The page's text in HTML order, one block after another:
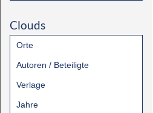
Clouds
Orte
Autoren / Beteiligte
Verlage
Jahre